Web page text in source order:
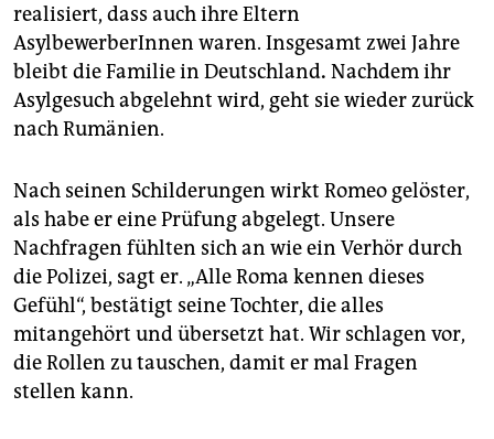
realisiert, dass auch ihre Eltern
AsylbewerberInnen waren. Insgesamt zwei Jahre
bleibt die Familie in Deutschland. Nachdem ihr
Asylgesuch abgelehnt wird, geht sie wieder zurück
nach Rumänien.
Nach seinen Schilderungen wirkt Romeo gelöster,
als habe er eine Prüfung abgelegt. Unsere
Nachfragen fühlten sich an wie ein Verhör durch
die Polizei, sagt er. „Alle Roma kennen dieses
Gefühl“, bestätigt seine Tochter, die alles
mitangehört und übersetzt hat. Wir schlagen vor,
die Rollen zu tauschen, damit er mal Fragen
stellen kann.